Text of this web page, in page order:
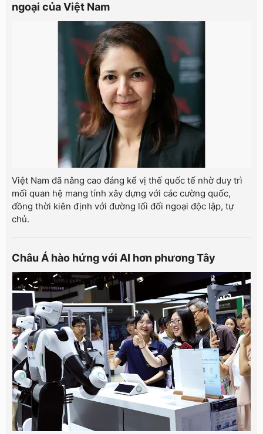
ngoại của Việt Nam
Việt Nam đã nâng cao đáng kể vị thế quốc tế nhờ duy trì
mối quan hệ mang tính xây dựng với các cường quốc,
đồng thời kiên định với đường lối đối ngoại độc lập, tự
chủ.
Châu Á hào hứng với AI hơn phương Tây